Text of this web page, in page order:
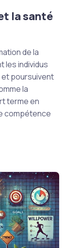
la santé
de la
les individus
poursuivent
la
terme en
compétence